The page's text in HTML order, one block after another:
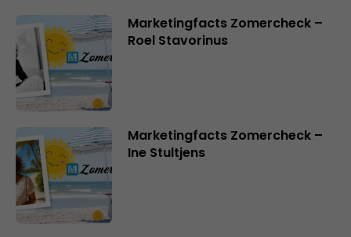
Marketingfacts Zomercheck –
Roel Stavorinus
Marketingfacts Zomercheck –
Ine Stultjens